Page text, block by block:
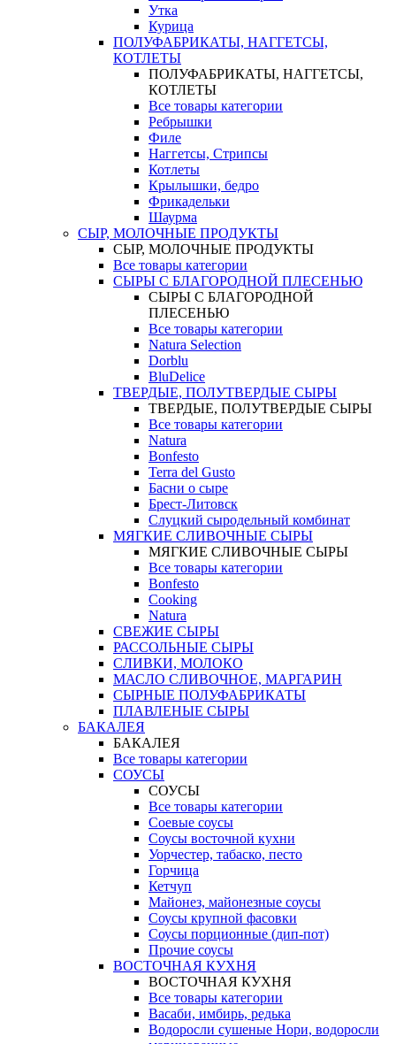
Утка
Курица
ПОЛУФАБРИКАТЫ, НАГГЕТСЫ,
КОТЛЕТЫ
ПОЛУФАБРИКАТЫ, НАГГЕТСЫ,
КОТЛЕТЫ
Все товары категории
Ребрышки
Филе
Наггетсы, Стрипсы
Котлеты
Крылышки, бедро
Фрикадельки
Шаурма
СЫР, МОЛОЧНЫЕ ПРОДУКТЫ
СЫР, МОЛОЧНЫЕ ПРОДУКТЫ
Все товары категории
СЫРЫ С БЛАГОРОДНОЙ ПЛЕСЕНЬЮ
СЫРЫ С БЛАГОРОДНОЙ
ПЛЕСЕНЬЮ
Все товары категории
Natura Selection
Dorblu
BluDelice
ТВЕРДЫЕ, ПОЛУТВЕРДЫЕ СЫРЫ
ТВЕРДЫЕ, ПОЛУТВЕРДЫЕ СЫРЫ
Все товары категории
Natura
Bonfesto
Terra del Gusto
Басни о сыре
Брест-Литовск
Слуцкий сыродельный комбинат
МЯГКИЕ СЛИВОЧНЫЕ СЫРЫ
МЯГКИЕ СЛИВОЧНЫЕ СЫРЫ
Все товары категории
Bonfesto
Cooking
Natura
СВЕЖИЕ СЫРЫ
РАССОЛЬНЫЕ СЫРЫ
СЛИВКИ, МОЛОКО
МАСЛО СЛИВОЧНОЕ, МАРГАРИН
СЫРНЫЕ ПОЛУФАБРИКАТЫ
ПЛАВЛЕНЫЕ СЫРЫ
БАКАЛЕЯ
БАКАЛЕЯ
Все товары категории
СОУСЫ
СОУСЫ
Все товары категории
Соевые соусы
Соусы восточной кухни
Уорчестер, табаско, песто
Горчица
Кетчуп
Майонез, майонезные соусы
Соусы крупной фасовки
Соусы порционные (дип-пот)
Прочие соусы
ВОСТОЧНАЯ КУХНЯ
ВОСТОЧНАЯ КУХНЯ
Все товары категории
Васаби, имбирь, редька
Водоросли сушеные Нори, водоросли